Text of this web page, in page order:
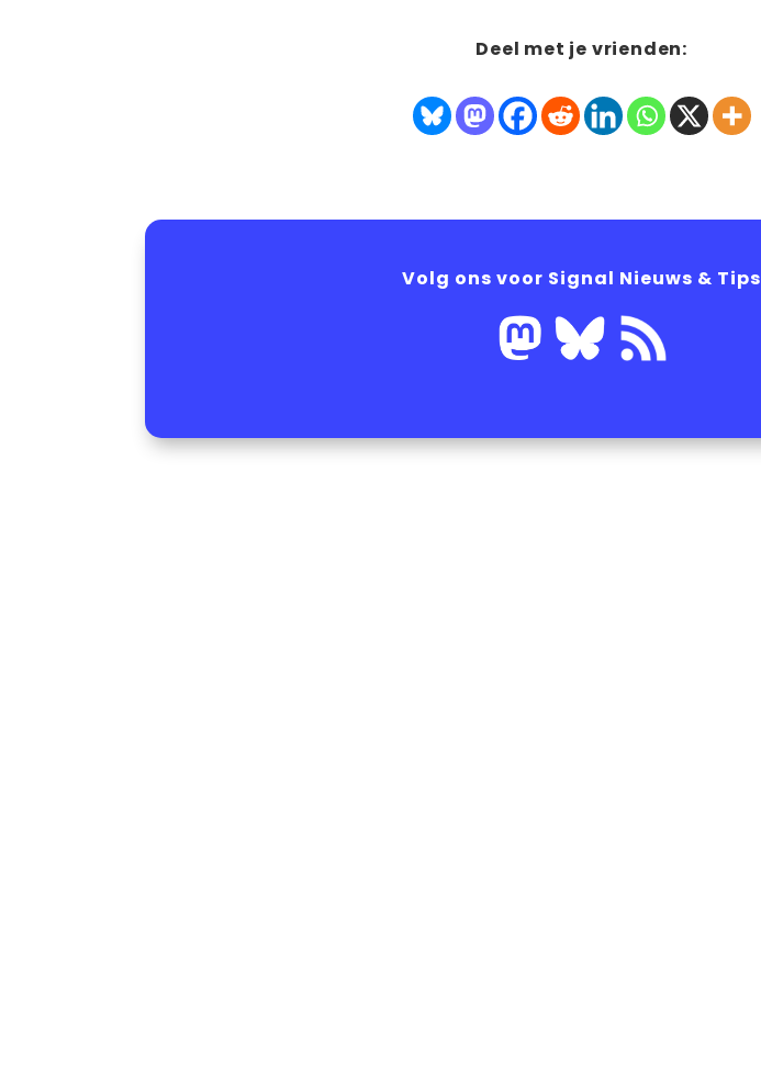
Deel met je vrienden:
Volg ons voor Signal Nieuws & Tips